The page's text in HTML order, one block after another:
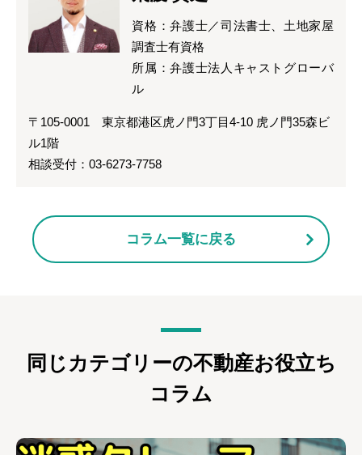
資格：弁護士／司法書士、土地家屋
調査士有資格
所属：弁護士法人キャストグローバ
ル
〒105-0001 東京都港区虎ノ門3丁目4-10 虎ノ門35森ビ
ル1階
相談受付：03-6273-7758
コラム一覧に戻る
同じカテゴリーの不動産お役立ち
コラム